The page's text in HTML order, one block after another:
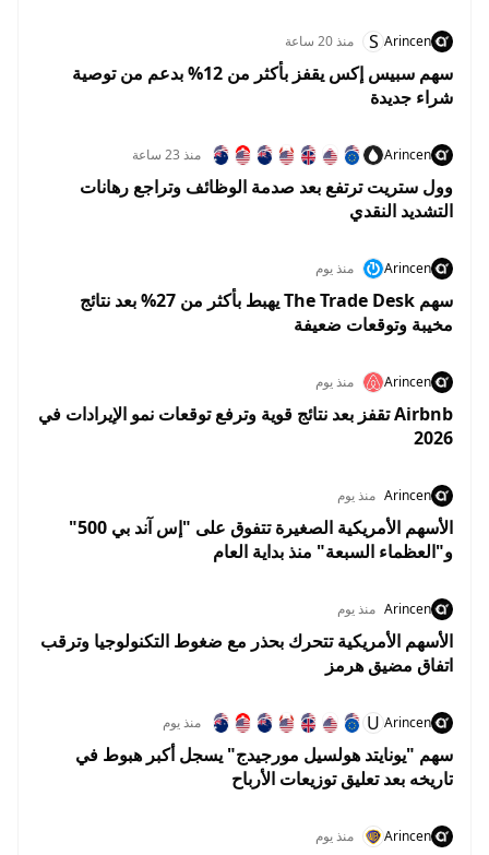
Arincen
S منذ 20 ساعة
سهم سبيس إكس يقفز بأكثر من 12% بدعم من توصية
شراء جديدة
Arincen منذ 23 ساعة
وول ستريت ترتفع بعد صدمة الوظائف وتراجع رهانات
التشديد النقدي
Arincen منذ يوم
سهم The Trade Desk يهبط بأكثر من 27% بعد نتائج
مخيبة وتوقعات ضعيفة
Arincen منذ يوم
Airbnb تقفز بعد نتائج قوية وترفع توقعات نمو الإيرادات في
2026
Arincen منذ يوم
الأسهم الأمريكية الصغيرة تتفوق على "إس آند بي 500"
و"العظماء السبعة" منذ بداية العام
Arincen منذ يوم
الأسهم الأمريكية تتحرك بحذر مع ضغوط التكنولوجيا وترقب
اتفاق مضيق هرمز
Arincen
U منذ يوم
سهم "يونايتد هولسيل مورجيدج" يسجل أكبر هبوط في
تاريخه بعد تعليق توزيعات الأرباح
Arincen منذ يوم